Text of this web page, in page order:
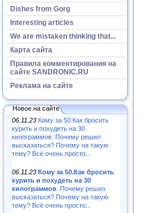
Dishes from Gorg
Interesting articles
We are mistaken thinking that...
Карта сайта
Правила комментирования на
сайте SANDRONIC.RU
Реклама на сайте
Новое на сайте
06.11.23 Кому за 50.Как бросить
курить и похудеть на 30
килограммов. Почему решил
высказаться? Почему на такую
тему? Всё очень просто...
06.11.23 Кому за 50.Как бросить
курить и похудеть на 30
килограммов . Почему решил
высказаться? Почему на такую
тему? Всё очень просто...